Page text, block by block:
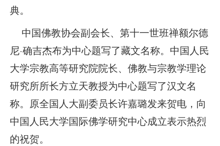
典。
中国佛教协会副会长、第十一世班禅额尔德
尼·确吉杰布为中心题写了藏文名称。中国人民
大学宗教高等研究院院长、佛教与宗教学理论
研究所所长方立天教授为中心题写了汉文名
称。原全国人大副委员长许嘉璐发来贺电，向
中国人民大学国际佛学研究中心成立表示热烈
的祝贺。